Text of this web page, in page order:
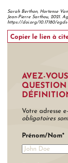
Sarah Berthon, Hortense
Jean-Pierre Sarthou, 2021.
https://doi.org/10.17180/
Copier le lien à
AVEZ-
QUESTION
Votre adresse
obligatoires
Prénom/Nom*